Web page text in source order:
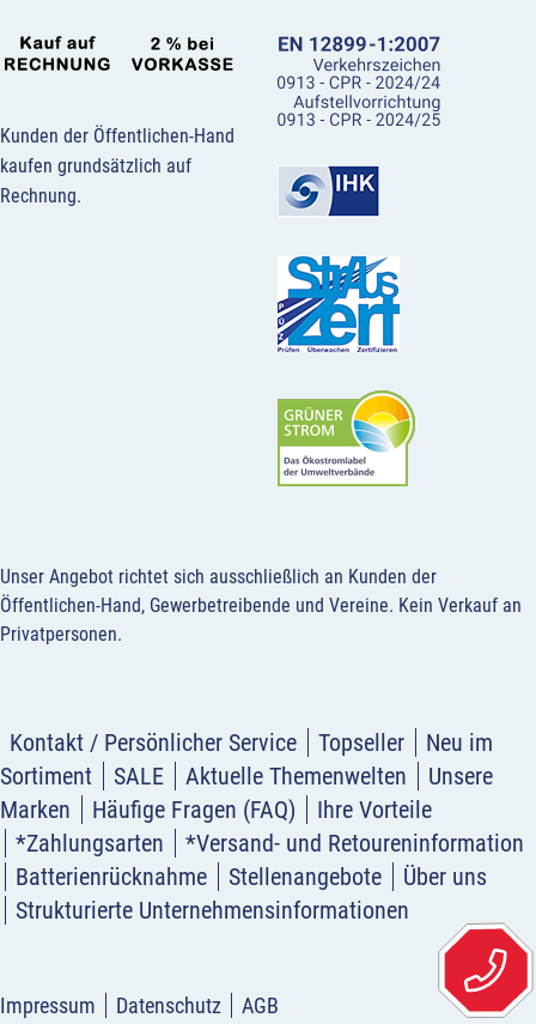
Kunden der Öffentlichen-Hand
kaufen grundsätzlich auf
Rechnung.
Unser Angebot richtet sich ausschließlich an Kunden der
Öffentlichen-Hand, Gewerbetreibende und Vereine. Kein Verkauf an
Privatpersonen.
Kontakt / Persönlicher Service Topseller
Neu im
Sortiment
SALE Aktuelle Themenwelten
Unsere
Marken
Häufige Fragen (FAQ)
Ihre Vorteile
*Zahlungsarten
*Versand- und Retoureninformation
Batterienrücknahme
Stellenangebote
Über uns
Strukturierte Unternehmensinformationen
Impressum Datenschutz AGB